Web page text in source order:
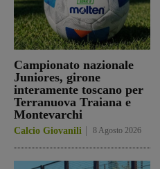
Campionato nazionale
Juniores, girone
interamente toscano per
Terranuova Traiana e
Montevarchi
Calcio Giovanili 8 Agosto 2026